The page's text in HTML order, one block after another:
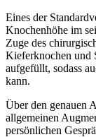
Eines der
Knochenhöhe im
Zuge des
Kieferknochen und
aufgefüllt, sodass
kann.
Über den genauen
allgemeinen
persönlichen